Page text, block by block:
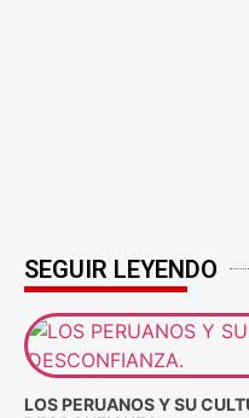
SEGUIR LEYENDO
LOS PERUANOS Y SU